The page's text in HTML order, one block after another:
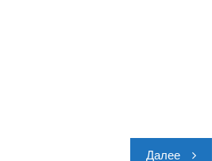
Далее